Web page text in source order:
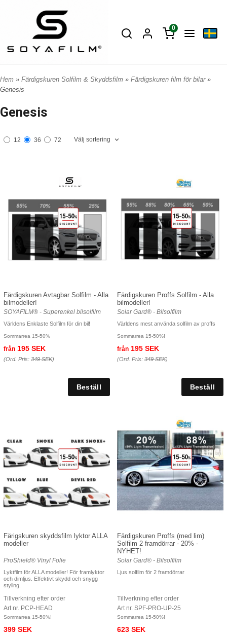
0
Hem » Färdigskuren Solfilm & Skyddsfilm » Färdigskuren film för bilar »
Genesis
Genesis
12 36 72 Välj sortering
Färdigskuren Avtagbar Solfilm - Alla
bilmodeller!
SOYAFILM® - Superenkel bilsolfilm
Världens Enklaste Solfilm för din bil!
Sommarrea 15-50%
från 195 SEK
(Ord. Pris: 349 SEK)
Färdigskuren Proffs Solfilm - Alla
bilmodeller!
Solar Gard® - Bilsolfilm
Världens mest använda solfilm av proffs
Sommarrea 15-50%!
från 195 SEK
(Ord. Pris: 349 SEK)
Färigskuren skyddsfilm lyktor ALLA
modeller
ProShield® Vinyl Folie
Lyktfilm för ALLA modeller! För framlyktor
och dimljus. Effektivt skydd och snygg
styling.
Tillverkning efter order
Art nr. PCP-HEAD
Sommarrea 15-50%!
399 SEK
Färdigskuren Proffs (med lim)
Solfilm 2 framdörrar - 20% -
NYHET!
Solar Gard® - Bilsolfilm
Ljus solfilm för 2 framdörrar
Tillverkning efter order
Art nr. SPF-PRO-UP-25
Sommarrea 15-50%!
623 SEK